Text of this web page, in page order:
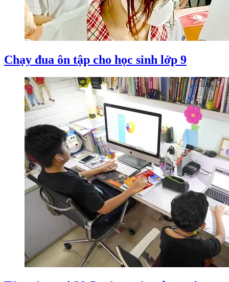
Chạy đua ôn tập cho học sinh lớp 9